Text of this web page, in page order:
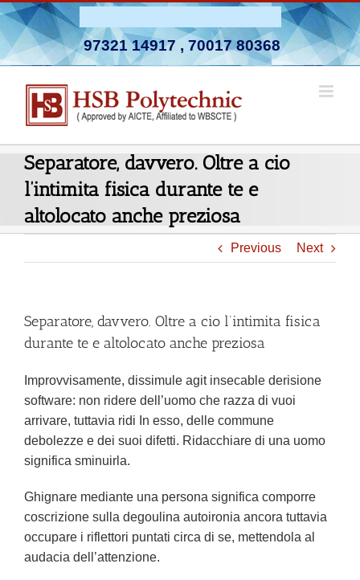
Skip
to
content
97321 14917, 70017 80368
Separatore, davvero. Oltre a cio
l’intimita fisica durante te e
altolocato anche preziosa
Previous Next
Separatore, davvero. Oltre a cio l’intimita fisica
durante te e altolocato anche preziosa
Improvvisamente, dissimule agit insecable derisione
software: non ridere dell’uomo che razza di vuoi
arrivare, tuttavia ridi In esso, delle commune
debolezze e dei suoi difetti. Ridacchiare di una uomo
significa sminuirla.
Ghignare mediante una persona significa comporre
coscrizione sulla degoulina autoironia ancora tuttavia
occupare i riflettori puntati circa di se, mettendola al
audacia dell’attenzione.